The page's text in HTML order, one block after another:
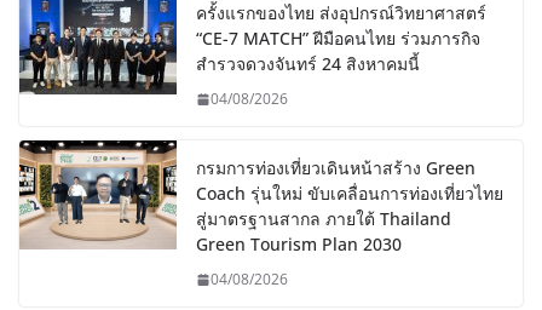
ครั้งแรกของไทย ส่งอุปกรณ์วิทยาศาสตร์
“CE-7 MATCH” ฝีมือคนไทย ร่วมภารกิจ
สำรวจดวงจันทร์ 24 สิงหาคมนี้
04/08/2026
กรมการท่องเที่ยวเดินหน้าสร้าง Green
Coach รุ่นใหม่ ขับเคลื่อนการท่องเที่ยวไทย
สู่มาตรฐานสากล ภายใต้ Thailand
Green Tourism Plan 2030
04/08/2026